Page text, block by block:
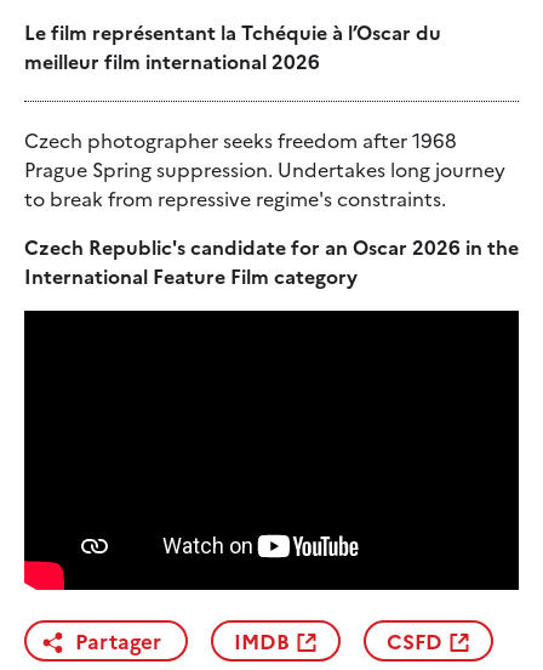
Le film représentant la Tchéquie à l’Oscar du
meilleur film international 2026
Czech photographer seeks freedom after 1968
Prague Spring suppression. Undertakes long journey
to break from repressive regime's constraints.
Czech Republic's candidate for an Oscar 2026 in the
International Feature Film category
Partager IMDB
CSFD